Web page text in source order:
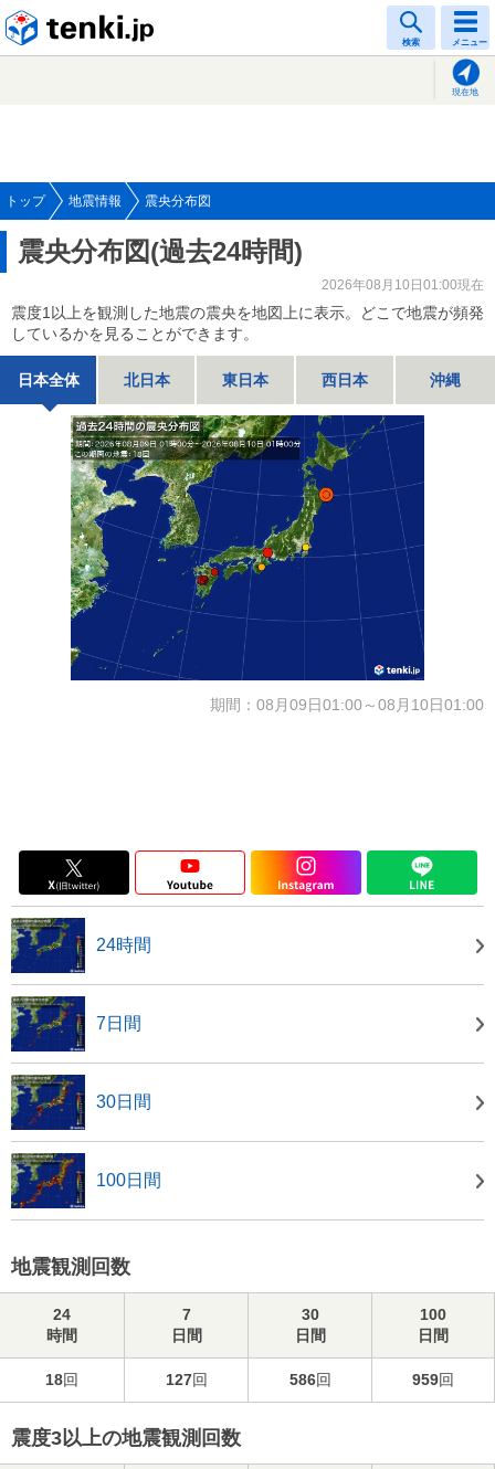
検索 メニュー
現在地
トップ 地震情報 震央分布図
震央分布図(過去24時間)
2026年08月10日01:00現在
震度1以上を観測した地震の震央を地図上に表示。どこで地震が頻発
しているかを見ることができます。
日本全体 北日本 東日本 西日本 沖縄
期間：08月09日01:00～08月10日01:00
24時間
7日間
30日間
100日間
地震観測回数
24
時間
7
日間
30
日間
100
日間
18回 127回 586回 959回
震度3以上の地震観測回数